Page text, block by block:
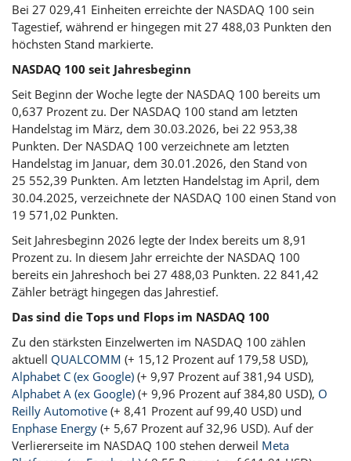
Bei 27 029,41 Einheiten erreichte der NASDAQ 100 sein
Tagestief, während er hingegen mit 27 488,03 Punkten den
höchsten Stand markierte.
NASDAQ 100 seit Jahresbeginn
Seit Beginn der Woche legte der NASDAQ 100 bereits um
0,637 Prozent zu. Der NASDAQ 100 stand am letzten
Handelstag im März, dem 30.03.2026, bei 22 953,38
Punkten. Der NASDAQ 100 verzeichnete am letzten
Handelstag im Januar, dem 30.01.2026, den Stand von
25 552,39 Punkten. Am letzten Handelstag im April, dem
30.04.2025, verzeichnete der NASDAQ 100 einen Stand von
19 571,02 Punkten.
Seit Jahresbeginn 2026 legte der Index bereits um 8,91
Prozent zu. In diesem Jahr erreichte der NASDAQ 100
bereits ein Jahreshoch bei 27 488,03 Punkten. 22 841,42
Zähler beträgt hingegen das Jahrestief.
Das sind die Tops und Flops im NASDAQ 100
Zu den stärksten Einzelwerten im NASDAQ 100 zählen
aktuell QUALCOMM (+ 15,12 Prozent auf 179,58 USD),
Alphabet C (ex Google) (+ 9,97 Prozent auf 381,94 USD),
Alphabet A (ex Google) (+ 9,96 Prozent auf 384,80 USD), O
Reilly Automotive (+ 8,41 Prozent auf 99,40 USD) und
Enphase Energy (+ 5,67 Prozent auf 32,96 USD). Auf der
Verliererseite im NASDAQ 100 stehen derweil Meta